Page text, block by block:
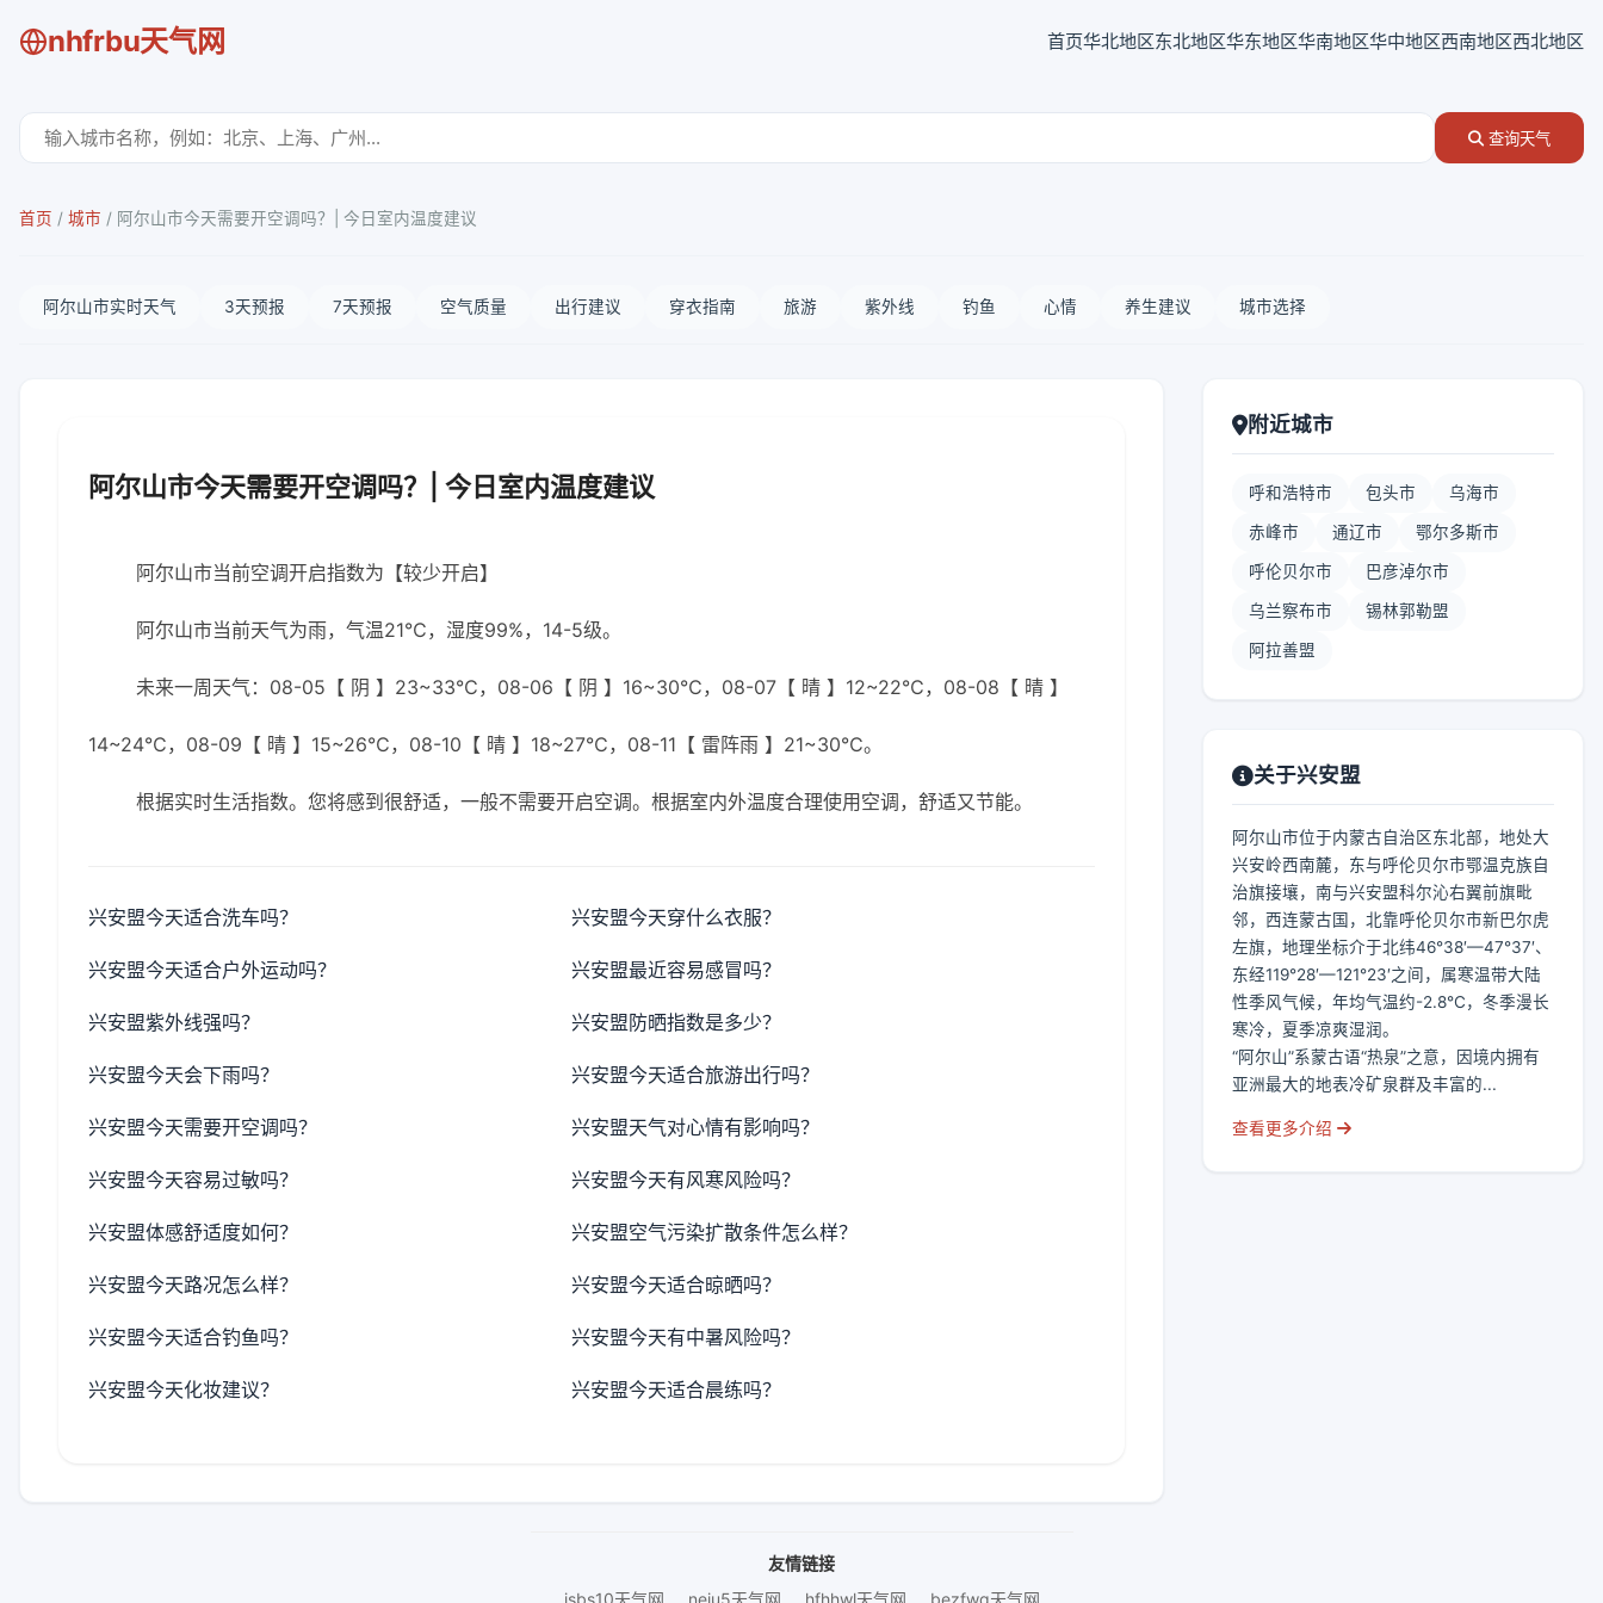
nhfrbu天气网 首页华北地区东北地区华东地区华南地区华中地区西南地区西北地区
查询天气
首页 / 城市 / 阿尔山市今天需要开空调吗？| 今日室内温度建议
阿尔山市实时天气 3天预报 7天预报 空气质量 出行建议 穿衣指南 旅游 紫外线 钓鱼 心情 养生建议 城市选择
阿尔山市今天需要开空调吗？| 今日室内温度建议
阿尔山市当前空调开启指数为【较少开启】
阿尔山市当前天气为雨，气温21℃，湿度99%，14-5级。
未来一周天气：08-05【 阴 】23~33℃，08-06【 阴 】16~30℃，08-07【 晴 】12~22℃，08-08【 晴 】
14~24℃，08-09【 晴 】15~26℃，08-10【 晴 】18~27℃，08-11【 雷阵雨 】21~30℃。
根据实时生活指数。您将感到很舒适，一般不需要开启空调。根据室内外温度合理使用空调，舒适又节能。
兴安盟今天适合洗车吗？ 兴安盟今天穿什么衣服？
兴安盟今天适合户外运动吗？ 兴安盟最近容易感冒吗？
兴安盟紫外线强吗？ 兴安盟防晒指数是多少？
兴安盟今天会下雨吗？ 兴安盟今天适合旅游出行吗？
兴安盟今天需要开空调吗？ 兴安盟天气对心情有影响吗？
兴安盟今天容易过敏吗？ 兴安盟今天有风寒风险吗？
兴安盟体感舒适度如何？ 兴安盟空气污染扩散条件怎么样？
兴安盟今天路况怎么样？ 兴安盟今天适合晾晒吗？
兴安盟今天适合钓鱼吗？ 兴安盟今天有中暑风险吗？
兴安盟今天化妆建议？ 兴安盟今天适合晨练吗？
附近城市
呼和浩特市 包头市 乌海市
赤峰市 通辽市 鄂尔多斯市
呼伦贝尔市 巴彦淖尔市
乌兰察布市 锡林郭勒盟
阿拉善盟
关于兴安盟
阿尔山市位于内蒙古自治区东北部，地处大
兴安岭西南麓，东与呼伦贝尔市鄂温克族自
治旗接壤，南与兴安盟科尔沁右翼前旗毗
邻，西连蒙古国，北靠呼伦贝尔市新巴尔虎
左旗，地理坐标介于北纬46°38′—47°37′、
东经119°28′—121°23′之间，属寒温带大陆
性季风气候，年均气温约-2.8℃，冬季漫长
寒冷，夏季凉爽湿润。
“阿尔山”系蒙古语“热泉”之意，因境内拥有
亚洲最大的地表冷矿泉群及丰富的...
查看更多介绍
友情链接
jsbs10天气网
neiu5天气网 hfhhwl天气网 bezfwq天气网